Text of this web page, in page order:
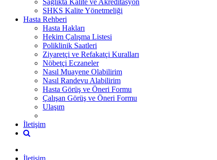
SHKS Kalite Yönetmeliği
Hasta Rehberi
Hasta Hakları
Hekim Çalışma Listesi
Poliklinik Saatleri
Ziyaretçi ve Refakatçi Kuralları
Nöbetçi Eczaneler
Nasıl Muayene Olabilirim
Nasıl Randevu Alabilirim
Hasta Görüş ve Öneri Formu
Çalışan Görüş ve Öneri Formu
Ulaşım
İletişim
İletişim